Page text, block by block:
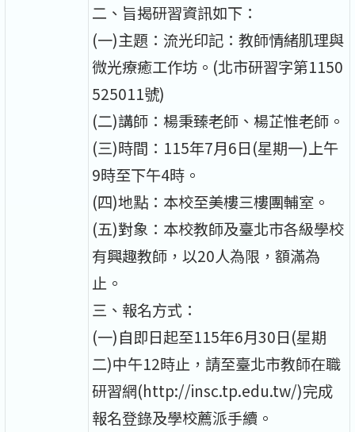
二、旨揭研習資訊如下：
(一)主題：流光印記：教師情緒肌理與
微光療癒工作坊。(北市研習字第1150
525011號)
(二)講師：楊秉臻老師、楊芷惟老師。
(三)時間：115年7月6日(星期一)上午
9時至下午4時。
(四)地點：本校至美樓三樓團輔室。
(五)對象：本校教師及臺北市各級學校
有興趣教師，以20人為限，額滿為
止。
三、報名方式：
(一)自即日起至115年6月30日(星期
二)中午12時止，請至臺北市教師在職
研習網(http://insc.tp.edu.tw/)完成
報名登錄及學校薦派手續。